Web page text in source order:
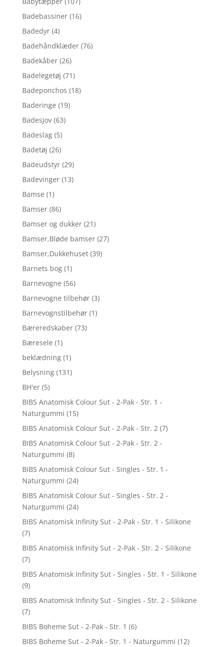
Badebassiner (16)
Badedyr (4)
Badehåndklæder (76)
Badekåber (26)
Badelegetøj (71)
Badeponchos (18)
Baderinge (19)
Badesjov (63)
Badeslag (5)
Badetøj (26)
Badeudstyr (29)
Badevinger (13)
Bamse (1)
Bamser (86)
Bamser og dukker (21)
Bamser,Bløde bamser (27)
Bamser,Dukkehuset (39)
Barnets bog (1)
Barnevogne (56)
Barnevogne tilbehør (3)
Barnevognstilbehør (1)
Bæreredskaber (73)
Bæresele (1)
beklædning (1)
Belysning (131)
BH'er (5)
BIBS Anatomisk Colour Sut - 2-Pak - Str. 1 -
Naturgummi (15)
BIBS Anatomisk Colour Sut - 2-Pak - Str. 2 (7)
BIBS Anatomisk Colour Sut - 2-Pak - Str. 2 -
Naturgummi (8)
BIBS Anatomisk Colour Sut - Singles - Str. 1 -
Naturgummi (24)
BIBS Anatomisk Colour Sut - Singles - Str. 2 -
Naturgummi (24)
BIBS Anatomisk Infinity Sut - 2-Pak - Str. 1 - Silikone
(7)
BIBS Anatomisk Infinity Sut - 2-Pak - Str. 2 - Silikone
(7)
BIBS Anatomisk Infinity Sut - Singles - Str. 1 - Silikone
(9)
BIBS Anatomisk Infinity Sut - Singles - Str. 2 - Silikone
(7)
BIBS Boheme Sut - 2-Pak - Str. 1 (6)
BIBS Boheme Sut - 2-Pak - Str. 1 - Naturgummi (12)